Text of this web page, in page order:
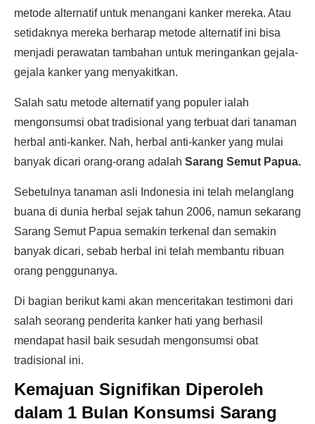
metode alternatif untuk menangani kanker mereka. Atau
setidaknya mereka berharap metode alternatif ini bisa
menjadi perawatan tambahan untuk meringankan gejala-
gejala kanker yang menyakitkan.
Salah satu metode alternatif yang populer ialah
mengonsumsi obat tradisional yang terbuat dari tanaman
herbal anti-kanker. Nah, herbal anti-kanker yang mulai
banyak dicari orang-orang adalah Sarang Semut Papua.
Sebetulnya tanaman asli Indonesia ini telah melanglang
buana di dunia herbal sejak tahun 2006, namun sekarang
Sarang Semut Papua semakin terkenal dan semakin
banyak dicari, sebab herbal ini telah membantu ribuan
orang penggunanya.
Di bagian berikut kami akan menceritakan testimoni dari
salah seorang penderita kanker hati yang berhasil
mendapat hasil baik sesudah mengonsumsi obat
tradisional ini.
Kemajuan Signifikan Diperoleh
dalam 1 Bulan Konsumsi Sarang